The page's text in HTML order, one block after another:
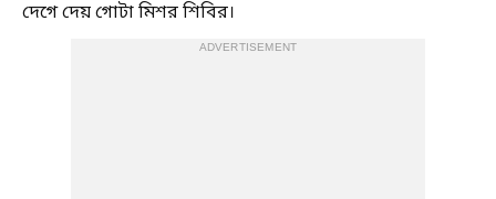
দেগে দেয় গোটা মিশর শিবির।
ADVERTISEMENT